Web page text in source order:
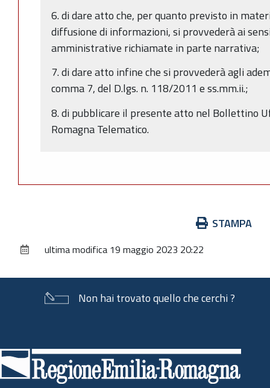
6. di dare atto che, per quanto previsto in
diffusione di informazioni, si provvederà ai
amministrative richiamate in parte narrativa;
7. di dare atto infine che si provvederà agli
comma 7, del D.lgs. n. 118/2011 e ss.mm.ii.;
8. di pubblicare il presente atto nel Bollettino
Romagna Telematico.
documento
STAMPA
ultima modifica 19 maggio 2023 20:22
Non hai trovato quello che cerchi ?
di
pagina